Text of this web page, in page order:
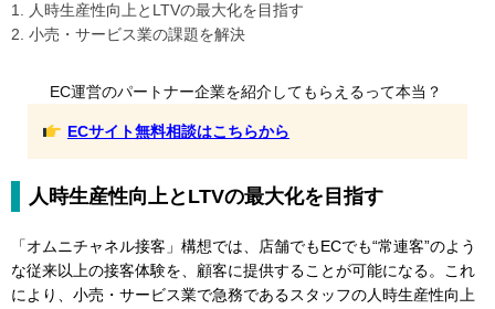
1. 人時生産性向上とLTVの最大化を目指す
2. 小売・サービス業の課題を解決
EC運営のパートナー企業を紹介してもらえるって本当？
ECサイト無料相談はこちらから
人時生産性向上とLTVの最大化を目指す
「オムニチャネル接客」構想では、店舗でもECでも“常連客”のよう
な従来以上の接客体験を、顧客に提供することが可能になる。これ
により、小売・サービス業で急務であるスタッフの人時生産性向上